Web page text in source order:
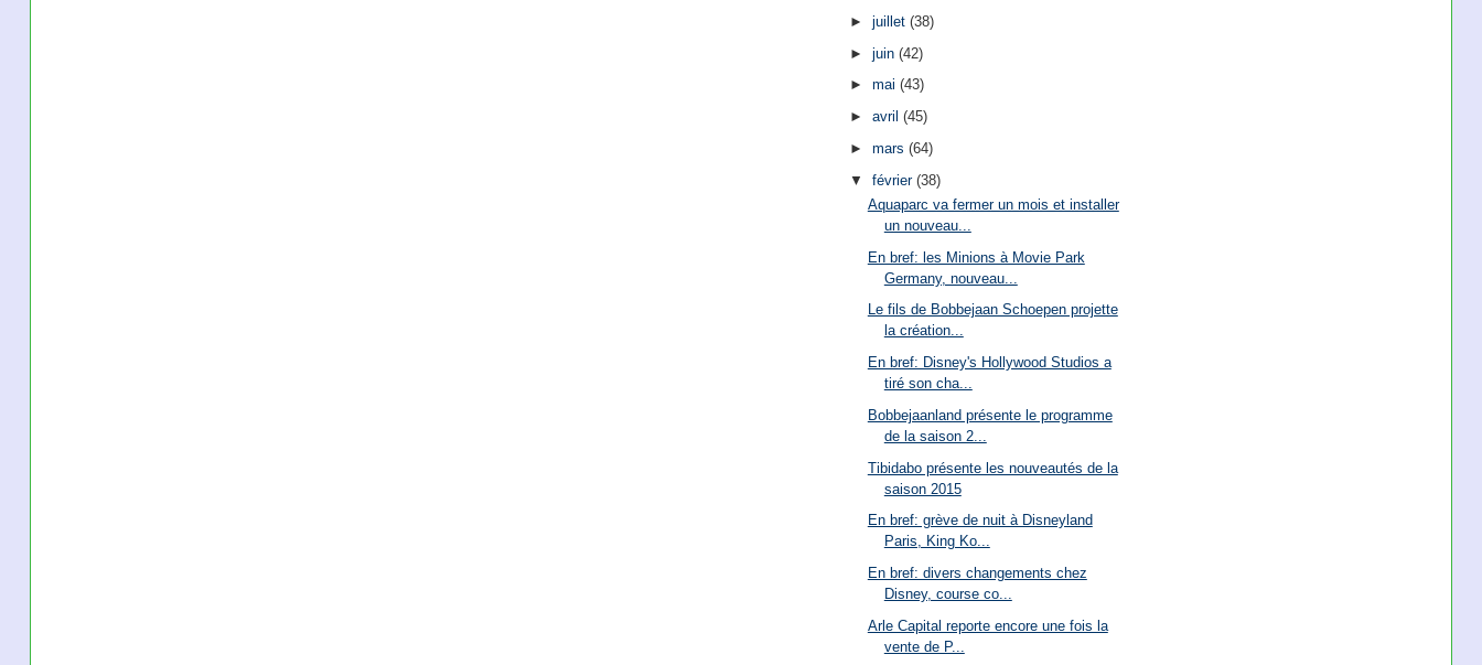
► juillet (38)
► juin (42)
► mai (43)
► avril (45)
► mars (64)
▼ février (38)
Aquaparc va fermer un mois et installer
un nouveau...
En bref: les Minions à Movie Park
Germany, nouveau...
Le fils de Bobbejaan Schoepen projette
la création...
En bref: Disney's Hollywood Studios a
tiré son cha...
Bobbejaanland présente le programme
de la saison 2...
Tibidabo présente les nouveautés de la
saison 2015
En bref: grève de nuit à Disneyland
Paris, King Ko...
En bref: divers changements chez
Disney, course co...
Arle Capital reporte encore une fois la
vente de P...